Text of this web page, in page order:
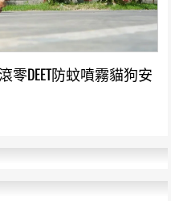
DEET防蚊噴霧貓狗安